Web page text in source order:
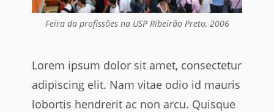
Feira da profissões na USP Ribeirão Preto, 2006
Lorem ipsum dolor sit amet, consectetur
adipiscing elit. Nam vitae odio id mauris
lobortis hendrerit ac non arcu. Quisque